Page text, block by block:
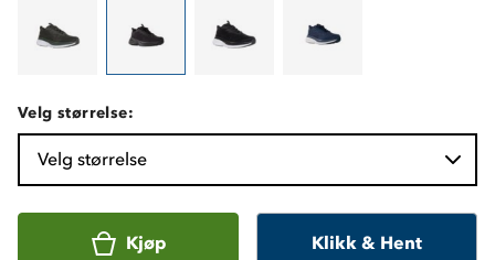
Velg størrelse:
Velg størrelse
Kjøp Klikk & Hent